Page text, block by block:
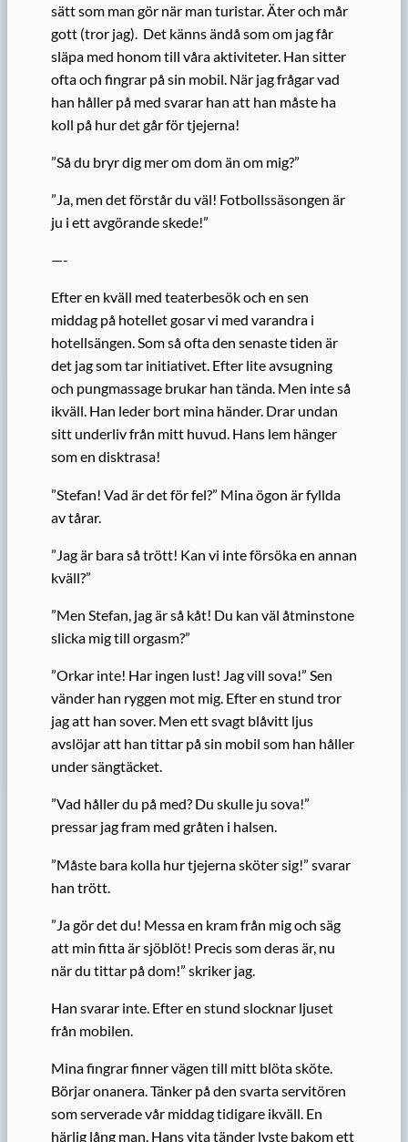
sätt som man gör när man turistar. Äter och mår
gott (tror jag). Det känns ändå som om jag får
släpa med honom till våra aktiviteter. Han sitter
ofta och fingrar på sin mobil. När jag frågar vad
han håller på med svarar han att han måste ha
koll på hur det går för tjejerna!
”Så du bryr dig mer om dom än om mig?”
”Ja, men det förstår du väl! Fotbollssäsongen är
ju i ett avgörande skede!”
—-
Efter en kväll med teaterbesök och en sen
middag på hotellet gosar vi med varandra i
hotellsängen. Som så ofta den senaste tiden är
det jag som tar initiativet. Efter lite avsugning
och pungmassage brukar han tända. Men inte så
ikväll. Han leder bort mina händer. Drar undan
sitt underliv från mitt huvud. Hans lem hänger
som en disktrasa!
”Stefan! Vad är det för fel?” Mina ögon är fyllda
av tårar.
”Jag är bara så trött! Kan vi inte försöka en annan
kväll?”
”Men Stefan, jag är så kåt! Du kan väl åtminstone
slicka mig till orgasm?”
”Orkar inte! Har ingen lust! Jag vill sova!” Sen
vänder han ryggen mot mig. Efter en stund tror
jag att han sover. Men ett svagt blåvitt ljus
avslöjar att han tittar på sin mobil som han håller
under sängtäcket.
”Vad håller du på med? Du skulle ju sova!”
pressar jag fram med gråten i halsen.
”Måste bara kolla hur tjejerna sköter sig!” svarar
han trött.
”Ja gör det du! Messa en kram från mig och säg
att min fitta är sjöblöt! Precis som deras är, nu
när du tittar på dom!” skriker jag.
Han svarar inte. Efter en stund slocknar ljuset
från mobilen.
Mina fingrar finner vägen till mitt blöta sköte.
Börjar onanera. Tänker på den svarta servitören
som serverade vår middag tidigare ikväll. En
härlig lång man. Hans vita tänder lyste bakom ett